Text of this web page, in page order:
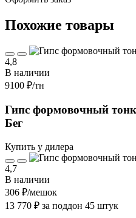
Похожие товары
4,8
В наличии
9100 ₽/тн
Гипс формовочный
Бег
Купить у дилера
4,7
В наличии
306 ₽/мешок
13 770 ₽ за поддон 45 штук